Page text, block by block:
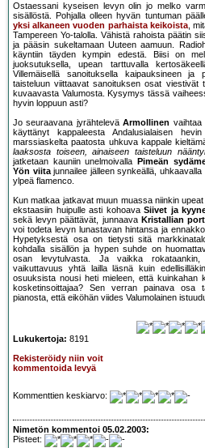
Ostaessani kyseisen levyn olin jo melko
sisällöstä. Pohjalla olleen hyvän tuntuman
yksi alkaneen vuoden parhaista keikoista,
Tampereen Yo-talolla. Vähistä rahoista päätin
ja pääsin sukeltamaan Uuteen aamuun.
käyntiin täyden kympin edestä. Biisi on
juoksutuksella, upean tarttuvalla
Villemäisellä sanoituksella kaipauksineen
taisteluun viittaavat sanoituksen osat viestivät
kuvaavasta Valumosta. Kysymys tässä
hyvin loppuun asti?
Jo seuraavana jyrähteleväArmollinen vaihtaa
käyttänyt kappaleesta Andalusialaisen
marssiaskelta paatosta uhkuva kappale
laaksosta toiseen, ainaiseen taisteluun
jatketaan kauniin unelmoivalla
Pimeän
Yön viitajunnailee jälleen synkeällä,
ylpeä flamenco.
Kun matkaa jatkavat muun muassa niinkin
ekstaasiin huipulle asti kohoavaSiivet ja
sekä levyn päättävät, junnaava Kristallian
voi todeta levyn lunastavan hintansa ja
Hypetyksestä osa on tietysti sitä
kohdalla sisällön ja hypen suhde on
osan levytulvasta. Ja vaikka
vaikuttavuus yhtä lailla läsnä kuin
osuuksista nousi heti mieleen, että kuinkahan
kosketinsoittajaa? Sen verran painava osa
pianosta, että eiköhän viides Valumolainen
Lukukertoja: 8191
Rekisteröidy niin voit
kommentoida levyä
Kommenttien keskiarvo:
Nimetön kommentoi 05.02.2003:
Pisteet: